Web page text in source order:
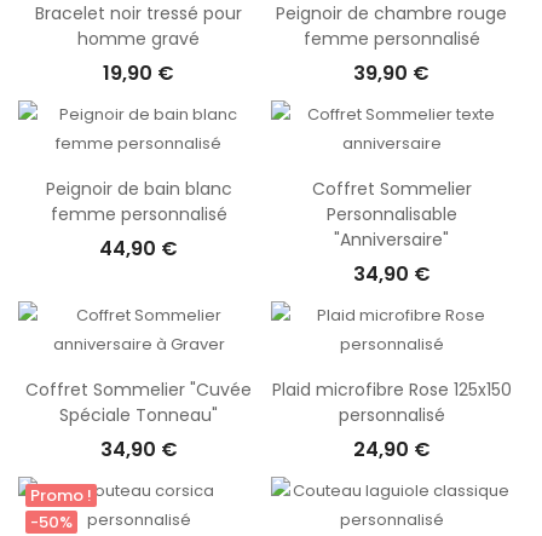
Bracelet noir tressé pour
homme gravé
19,90 €
Peignoir de chambre rouge
femme personnalisé
39,90 €
Peignoir de bain blanc
femme personnalisé
44,90 €
Coffret Sommelier
Personnalisable
"Anniversaire"
34,90 €
Coffret Sommelier "Cuvée
Spéciale Tonneau"
34,90 €
Plaid microfibre Rose 125x150
personnalisé
24,90 €
Promo !
-50%